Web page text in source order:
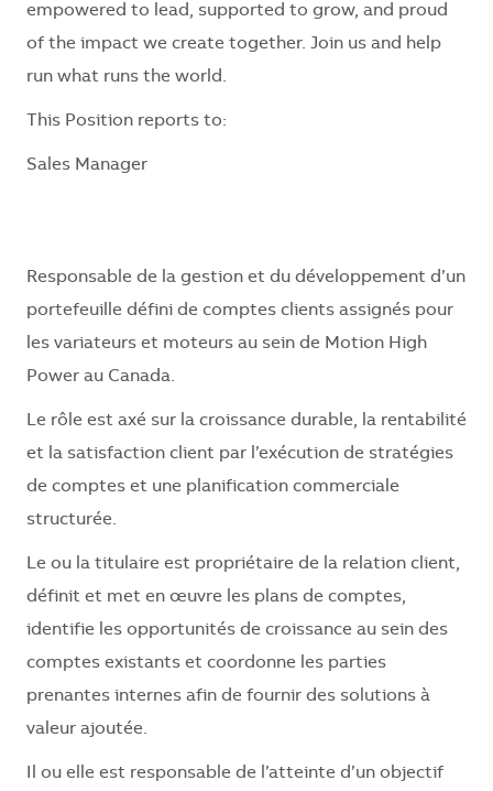
empowered to lead, supported to grow, and proud
of the impact we create together. Join us and help
run what runs the world.
This Position reports to:
Sales Manager
Responsable de la gestion et du développement d’un
portefeuille défini de comptes clients assignés pour
les variateurs et moteurs au sein de Motion High
Power au Canada.
Le rôle est axé sur la croissance durable, la rentabilité
et la satisfaction client par l’exécution de stratégies
de comptes et une planification commerciale
structurée.
Le ou la titulaire est propriétaire de la relation client,
définit et met en œuvre les plans de comptes,
identifie les opportunités de croissance au sein des
comptes existants et coordonne les parties
prenantes internes afin de fournir des solutions à
valeur ajoutée.
Il ou elle est responsable de l’atteinte d’un objectif